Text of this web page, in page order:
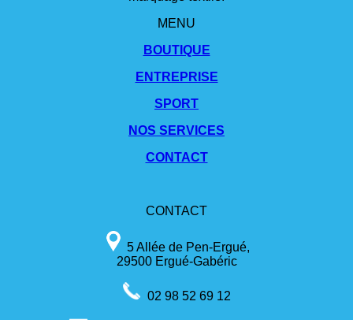
MENU
BOUTIQUE
ENTREPRISE
SPORT
NOS SERVICES
CONTACT
CONTACT
5 Allée de Pen-Ergué,
29500 Ergué-Gabéric
02 98 52 69 12